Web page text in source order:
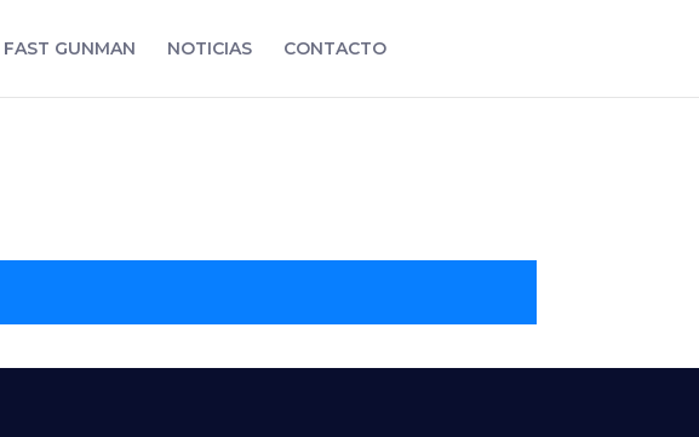
FAST GUNMAN NOTICIAS CONTACTO